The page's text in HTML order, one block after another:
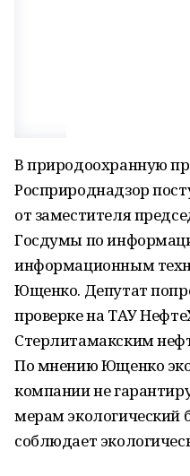
В природоохранную
Росприроднадзор
от заместителя
Госдумы по
информационным
Ющенко. Депутат
проверке на ТАУ
Стерлитамакским
По мнению Ющенко
компании не
мерам экологический
соблюдает